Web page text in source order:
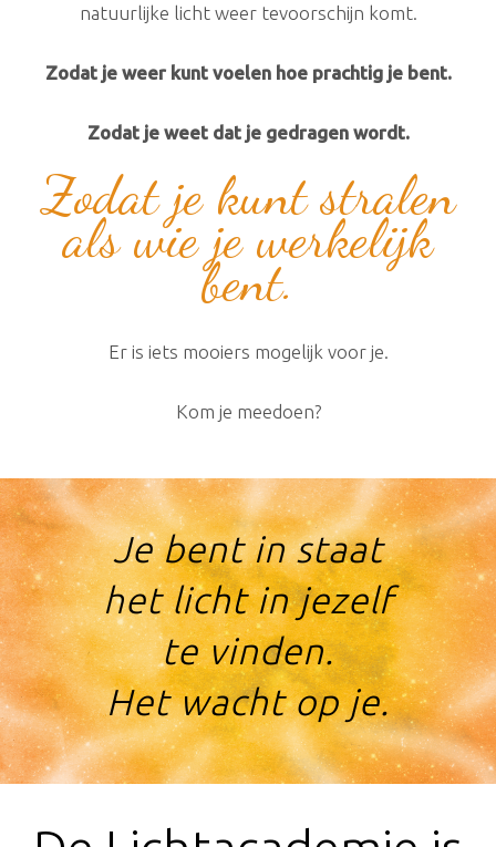
natuurlijke licht weer tevoorschijn komt.
Zodat je weer kunt voelen hoe prachtig je bent.
Zodat je weet dat je gedragen wordt.
Zodat je kunt stralen
als wie je werkelijk
bent.​
Er is iets mooiers mogelijk voor je.
Kom je meedoen?
​​Je bent in staat
het licht in jezelf
te vinden.
Het wacht op je.